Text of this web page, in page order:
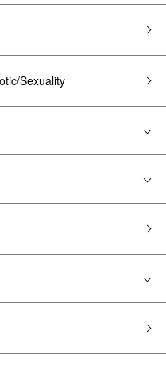
Sexuality